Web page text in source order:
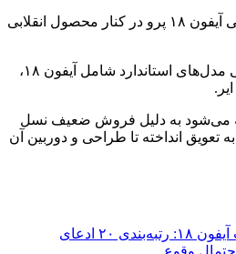
نیمه دوم ۲۰۲۶ (پاییز): معرفی آیفون ۱۸ پرو در کنار محصول انقلابی
نیمه اول ۲۰۲۷ (بهار): معرفی مدل‌های استاندارد شامل آیفون ۱۸،
آیفون ایر ۲: گفته می‌شود به دلیل فروش ضعیف نسل
تعویق انداخته تا طراحی و دوربین آن
واقعیت‌سنجی شایعات آیفون ۱۸: رتبه‌بندی ۲۰ ادعای
وقوع